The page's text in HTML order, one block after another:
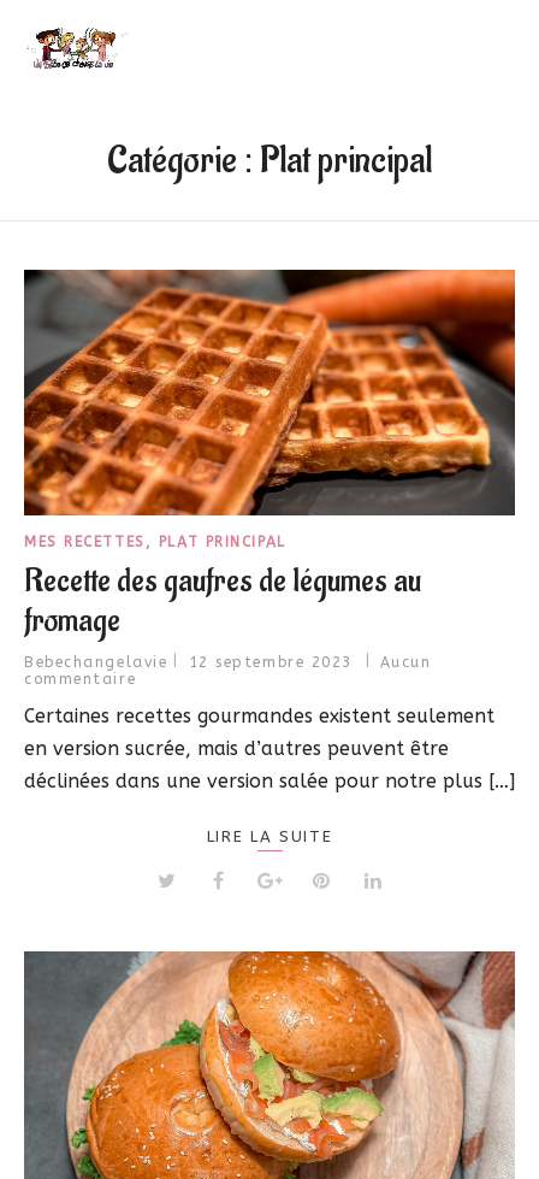
Catégorie : Plat principal
MES RECETTES , PLAT PRINCIPAL
Recette des gaufres de légumes au
fromage
Bebechangelavie 12 septembre 2023
Aucun
commentaire
Certaines recettes gourmandes existent seulement
en version sucrée, mais d’autres peuvent être
déclinées dans une version salée pour notre plus […]
LIRE LA SUITE